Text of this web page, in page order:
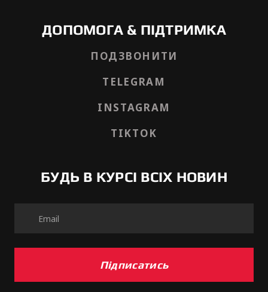
ДОПОМОГА & ПІДТРИМКА
ПОДЗВОНИТИ
TELEGRAM
INSTAGRAM
TIKTOK
БУДЬ В КУРСІ ВСІХ НОВИН
Підписатись